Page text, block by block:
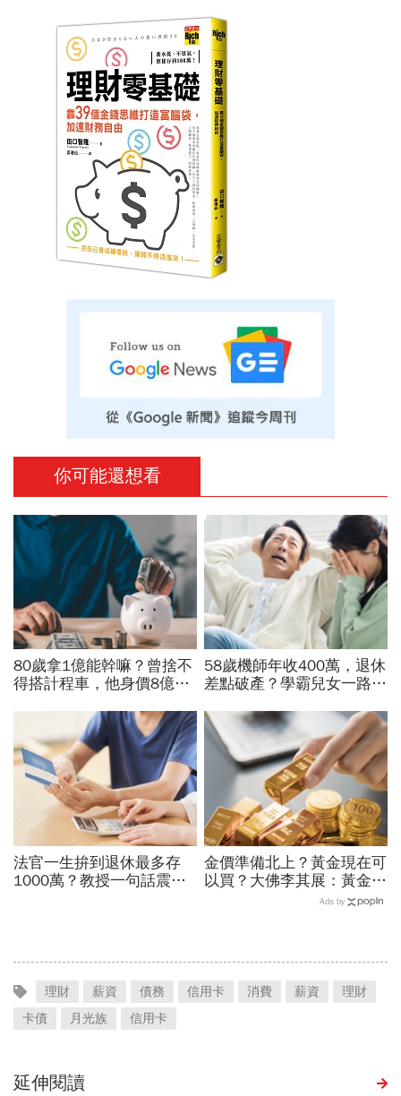
你可能還想看
80歲拿1億能幹嘛？曾捨不
得搭計程車，他身價8億後
期」：這3件事花錢別手軟
58歲機師年收400萬，退休
差點破產？學霸兒女一路私
款：賺再多都可能被三座大
山壓垮
法官一生拚到退休最多存
1000萬？教授一句話震
金價準備北上？黃金現在可
以買？大佛李其展：黃金價
格摸到4300美元是好事！
Ads by
理財 薪資 債務 信用卡 消費 薪資
理財
卡債
月光族 信用卡
延伸閱讀